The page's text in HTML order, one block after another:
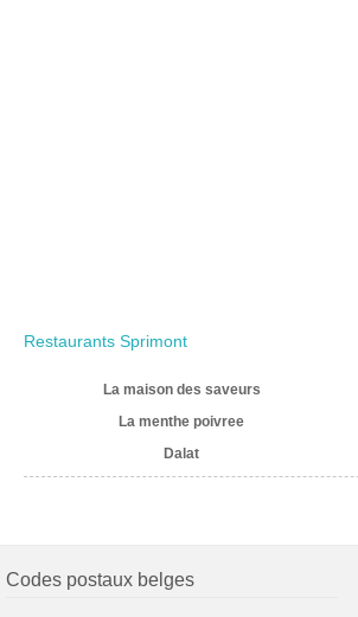
Restaurants Sprimont
La maison des saveurs
La menthe poivree
Dalat
Codes postaux belges